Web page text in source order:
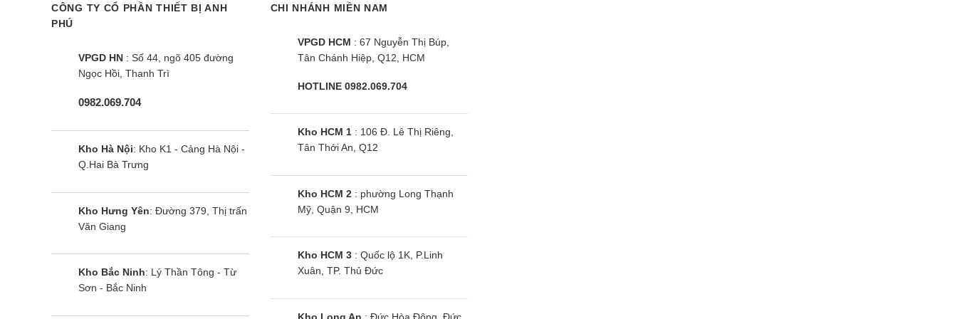
Cảm biến nhiệt độ bên ngoài: Khi nhiệt độ bên ngoài thay đổi, tủ lạnh sẽ tự điều chỉnh nhiệt độ bên trong phù hợp với nhiệt độ bên ngoài.
Cảm biến ánh sáng: Nhận biết cường độ ánh sáng nơi đặt tủ lạnh
Khả năng kháng khuẩn, khử mùi tối ưu
Bộ khử mùi kháng khuẩn Ag Clean – được tích hợp trên tủ lạnh Panasonic NR-BV331GPKV, bộ lọc này sử dụng các ion bạc (Ag ) chống lại vi khuẩn, tiêu diệt
và ngăn ngừa đến 99% nấm mốc và các mầm mống vi khuẩn có thể phát sinh, giảm tối đa các mùi hôi khó chịu giúp không khí trong tủ luôn sạch, đảm bảo sự
tươi ngon cho từng loại thực phẩm,.
Công nghệ Blue Ag – loại bỏ đến 99,99% vi khuẩn nhờ sự kết hợp các chức năng của bộ lọc Blue Ag và đèn LED xanh cường độ cao.
Tủ lạnh Panasonic NR-BV331GPKV và các tiện ích tiện lợi
Trang bị ngăn lấy nước bên ngoài tiện lợi
CÔNG TY CỔ PHẦN THIẾT BỊ ANH
PHÚ
VPGD HN : Số 44, ngõ 405 đường
Ngọc Hồi, Thanh Trì
0982.069.704
Kho Hà Nội: Kho K1 - Cảng Hà Nội -
Q.Hai Bà Trưng
Kho Hưng Yên: Đường 379, Thị trấn
Văn Giang
Kho Bắc Ninh: Lý Thần Tông - Từ
Sơn - Bắc Ninh
CHI NHÁNH MIỀN NAM
VPGD HCM : 67 Nguyễn Thị Búp,
Tân Chánh Hiệp, Q12, HCM
HOTLINE 0982.069.704
Kho HCM 1: 106 Đ. Lê Thị Riêng,
Tân Thới An, Q12
Kho HCM 2: phường Long Thạnh
Mỹ, Quận 9, HCM
Kho HCM 3: Quốc lộ 1K, P.Linh
Xuân, TP. Thủ Đức
Kho Long An : Đức Hòa Đông, Đức